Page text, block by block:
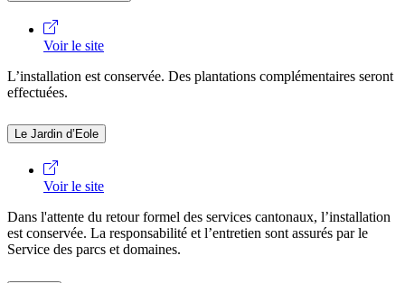
Voir le site
L’installation est conservée. Des plantations complémentaires seront
effectuées.
Le Jardin d’Eole
Voir le site
Dans l'attente du retour formel des services cantonaux, l’installation
est conservée. La responsabilité et l’entretien sont assurés par le
Service des parcs et domaines.